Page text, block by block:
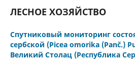
ЛЕСНОЕ ХОЗЯЙСТВО
Спутниковый мониторинг
сербской (Picea omorika (Panč.)
Великий Столац (Республика